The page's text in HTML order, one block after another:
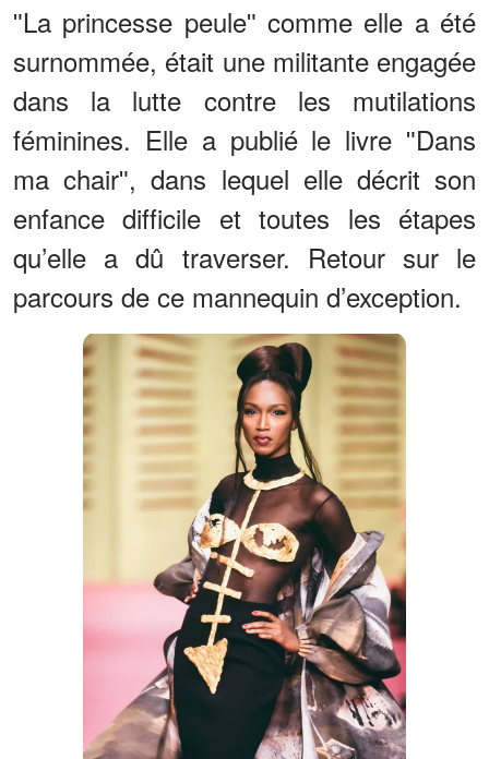
ʺLa princesse peuleʺ comme elle a été
surnommée, était une militante engagée
dans la lutte contre les mutilations
féminines. Elle a publié le livre ʺDans
ma chairʺ, dans lequel elle décrit son
enfance difficile et toutes les étapes
qu’elle a dû traverser. Retour sur le
parcours de ce mannequin d’exception.